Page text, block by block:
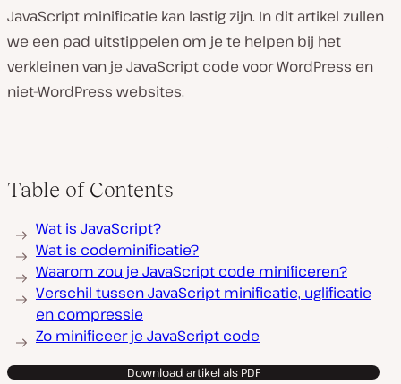
s
p
l
e
n
JavaScript minificatie kan lastig zijn. In dit artikel zullen
we een pad uitstippelen om je te helpen bij het
verkleinen van je JavaScript code voor WordPress en
niet-WordPress websites.
Table of Contents
Wat is JavaScript?
Wat is codeminificatie?
Waarom zou je JavaScript code minificeren?
Verschil tussen JavaScript minificatie, uglificatie
en compressie
Zo minificeer je JavaScript code
Download artikel als PDF